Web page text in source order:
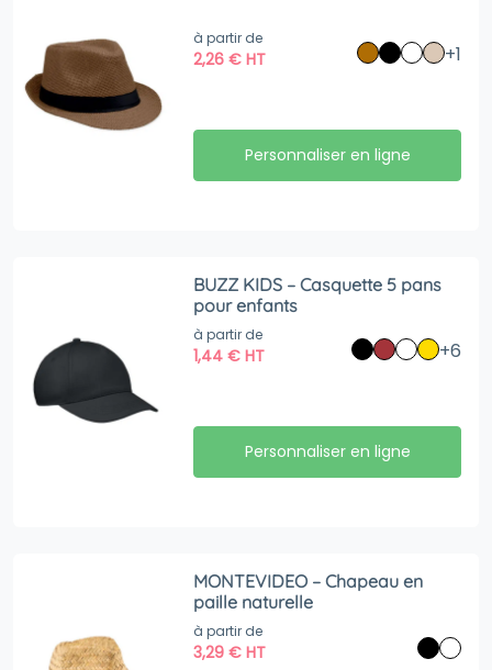
à partir de
2,26€ HT +1
Personnaliser en ligne
BUZZ KIDS – Casquette 5 pans
pour enfants
à partir de
1,44€ HT +6
Personnaliser en ligne
MONTEVIDEO – Chapeau en
paille naturelle
à partir de
3,29€ HT